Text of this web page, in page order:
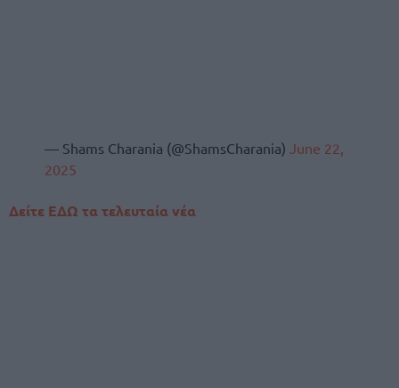
— Shams Charania (@ShamsCharania) June 22,
2025
Δείτε ΕΔΩ τα τελευταία νέα